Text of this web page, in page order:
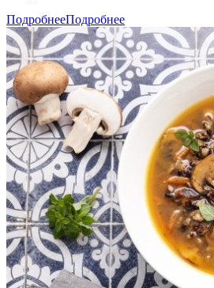
ПодробнееПодробнее